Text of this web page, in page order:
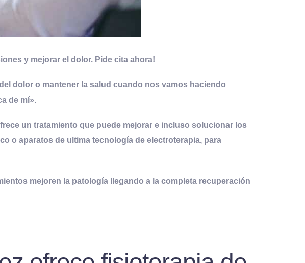
y mejorar el dolor. Pide cita ahora!
dolor o mantener la salud cuando nos vamos haciendo
de mí».
un tratamiento que puede mejorar e incluso solucionar los
o aparatos de ultima tecnología de electroterapia, para
mejoren la patología llegando a la completa recuperación